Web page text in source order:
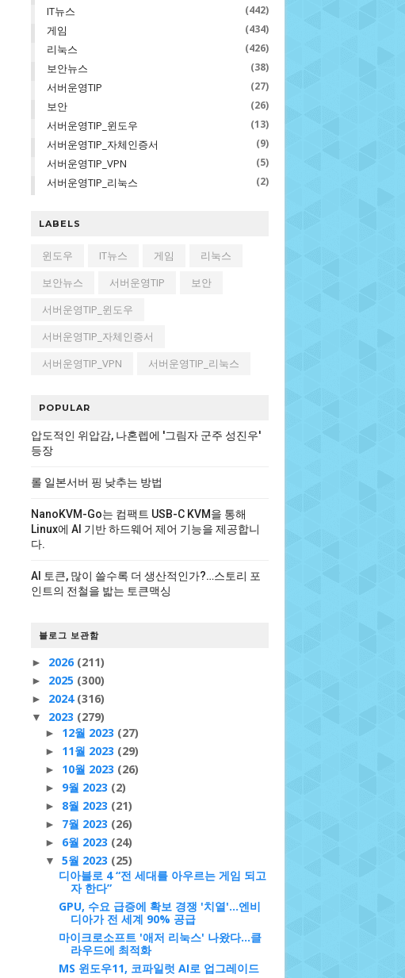
IT뉴스 (442)
게임 (434)
리눅스 (426)
보안뉴스 (38)
서버운영TIP (27)
보안 (26)
서버운영TIP_윈도우 (13)
서버운영TIP_자체인증서 (9)
서버운영TIP_VPN (5)
서버운영TIP_리눅스 (2)
LABELS
윈도우 IT뉴스 게임
리눅스
보안뉴스
서버운영TIP
보안
서버운영TIP_윈도우
서버운영TIP_자체인증서
서버운영TIP_VPN
서버운영TIP_리눅스
POPULAR
압도적인 위압감, 나혼렙에 '그림자 군주 성진우'
등장
롤 일본서버 핑 낮추는 방법
NanoKVM-Go는 컴팩트 USB-C KVM을 통해
Linux에 AI 기반 하드웨어 제어 기능을 제공합니
다.
AI 토큰, 많이 쓸수록 더 생산적인가?…스토리 포
인트의 전철을 밟는 토큰맥싱
블로그 보관함
► 2026 (211)
► 2025 (300)
► 2024 (316)
▼ 2023 (279)
► 12월 2023 (27)
► 11월 2023 (29)
► 10월 2023 (26)
► 9월 2023 (2)
► 8월 2023 (21)
► 7월 2023 (26)
► 6월 2023 (24)
▼ 5월 2023 (25)
디아블로 4 “전 세대를 아우르는 게임 되고
자 한다”
GPU, 수요 급증에 확보 경쟁 '치열'…엔비
디아가 전 세계 90% 공급
마이크로소프트 '애저 리눅스' 나왔다...클
라우드에 최적화
MS 윈도우11, 코파일럿 AI로 업그레이드